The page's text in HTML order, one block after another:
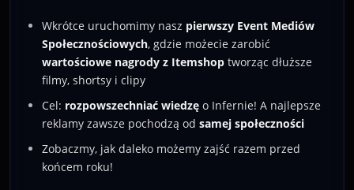
Wkrótce uruchomimy nasz pierwszy Event Mediów
Społecznościowych, gdzie możecie zarobić
wartościowe nagrody z Itemshop tworząc dłuższe
filmy, shortsy i clipy
Cel: rozpowszechniać wiedzę o Infernie! A najlepsze
reklamy zawsze pochodzą od samej społeczności
Zobaczmy, jak daleko możemy zajść razem przed
końcem roku!